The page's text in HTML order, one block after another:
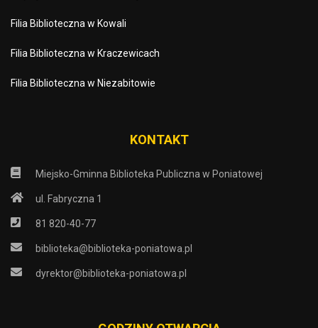
Filia Biblioteczna w Kowali
Filia Biblioteczna w Kraczewicach
Filia Biblioteczna w Niezabitowie
KONTAKT
Miejsko-Gminna Biblioteka Publiczna w Poniatowej
ul. Fabryczna 1
81 820-40-77
biblioteka@biblioteka-poniatowa.pl
dyrektor@biblioteka-poniatowa.pl